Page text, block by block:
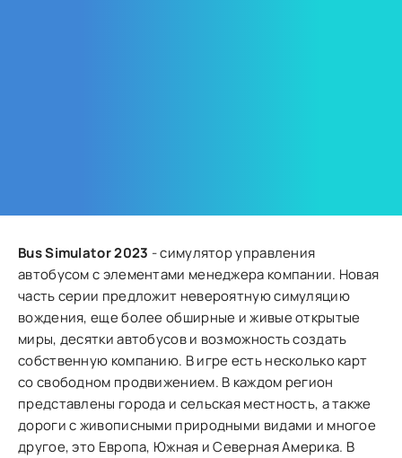
Bus Simulator 2023 - симулятор управления
автобусом с элементами менеджера компании. Новая
часть серии предложит невероятную симуляцию
вождения, еще более обширные и живые открытые
миры, десятки автобусов и возможность создать
собственную компанию. В игре есть несколько карт
со свободном продвижением. В каждом регион
представлены города и сельская местность, а также
дороги с живописными природными видами и многое
другое, это Европа, Южная и Северная Америка. В